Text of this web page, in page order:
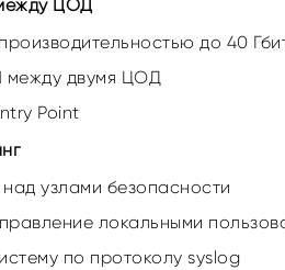
ЦОД
до 40
между двумя ЦОД
Point
узлами безопасности
локальными
по протоколу syslog